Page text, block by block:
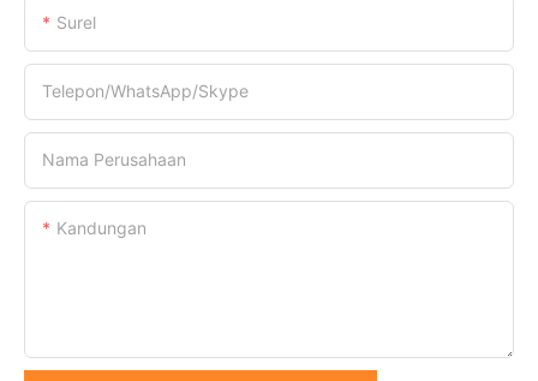
Surel
Telepon/WhatsApp/Skype
Nama Perusahaan
Kandungan